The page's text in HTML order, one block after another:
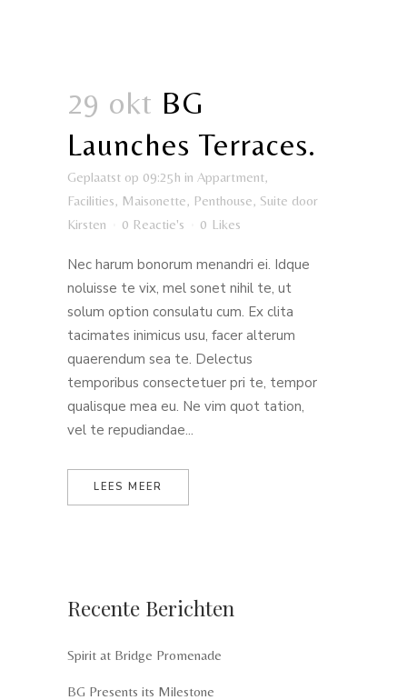
29 okt BG
Launches Terraces.
Geplaatst op 09:25h in Appartment,
Facilities, Maisonette, Penthouse, Suite door
Kirsten
0 Reactie's 0 Likes
Nec harum bonorum menandri ei. Idque
noluisse te vix, mel sonet nihil te, ut
solum option consulatu cum. Ex clita
tacimates inimicus usu, facer alterum
quaerendum sea te. Delectus
temporibus consectetuer pri te, tempor
qualisque mea eu. Ne vim quot tation,
vel te repudiandae...
LEES MEER
Recente Berichten
Spirit at Bridge Promenade
BG Presents its Milestone